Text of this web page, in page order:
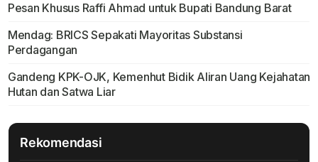
Pesan Khusus Raffi Ahmad untuk Bupati Bandung Barat
Mendag: BRICS Sepakati Mayoritas Substansi
Perdagangan
Gandeng KPK-OJK, Kemenhut Bidik Aliran Uang Kejahatan
Hutan dan Satwa Liar
Rekomendasi